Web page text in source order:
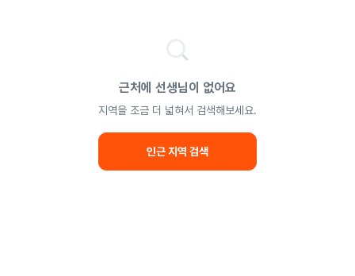
근처에 선생님이 없어요
지역을 조금 더 넓혀서 검색해보세요.
인근 지역 검색